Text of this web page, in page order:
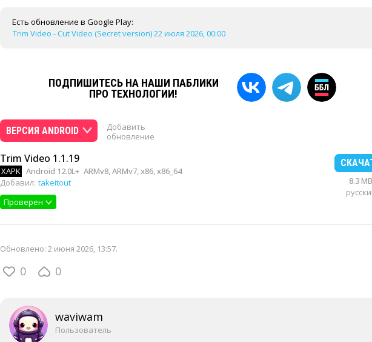
Есть обновление в Google Play:
Trim Video - Cut Video (Secret version) 22 июля 2026, 00:00
ПОДПИШИТЕСЬ НА НАШИ ПАБЛИКИ
ПРО ТЕХНОЛОГИИ!
ВЕРСИЯ ANDROID
Добавить
обновление
Trim Video 1.1.19
XAPK Android 12.0L+ ARMv8, ARMv7, x86, x86_64
Добавил: takeitout
Проверен
8.3 MB
Обновлено: 2 июня 2026, 13:57.
0 0
waviwam
Пользователь